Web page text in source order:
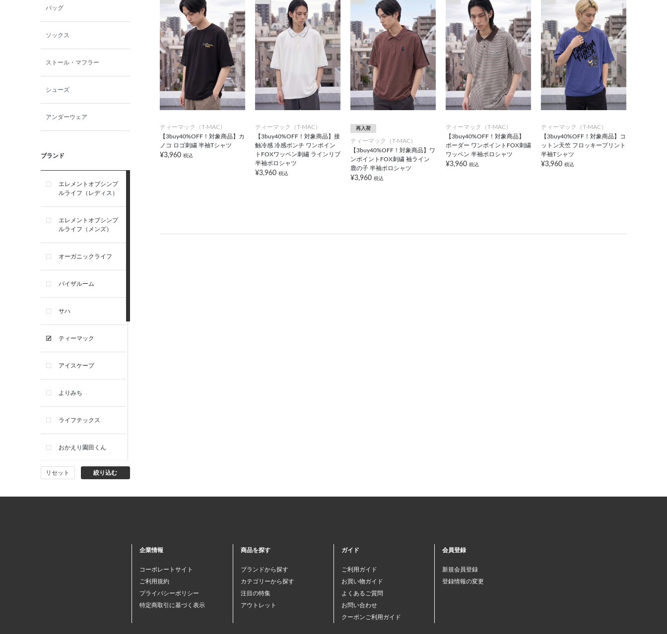
バッグ
ソックス
ストール・マフラー
シューズ
アンダーウェア
ブランド
エレメントオブシンプ
ルライフ（レディス）
エレメントオブシンプ
ルライフ（メンズ）
オーガニックライフ
バイザルーム
サハ
ティーマック
アイスケープ
よりみち
ライフテックス
おかえり園田くん
ビー・エー・ジー
リセット 絞り込む
ティーマック（T-MAC）
【3buy40%OFF！対象商品】カ
ノコ ロゴ刺繍 半袖Tシャツ
¥3,960 税込
ティーマック（T-MAC）
【3buy40%OFF！対象商品】接
触冷感 冷感ポンチ ワンポイン
トFOXワッペン刺繡 ラインリブ
半袖ポロシャツ
¥3,960 税込
再入荷
ティーマック（T-MAC）
【3buy40%OFF！対象商品】ワ
ンポイントFOX刺繍 袖ライン
鹿の子 半袖ポロシャツ
¥3,960 税込
ティーマック（T-MAC）
【3buy40%OFF！対象商品】
ボーダー ワンポイントFOX刺繍
ワッペン 半袖ポロシャツ
¥3,960 税込
ティーマック（T-MAC）
【3buy40%OFF！対象商品】コ
ットン天竺 フロッキープリント
半袖Tシャツ
¥3,960 税込
企業情報
コーポレートサイト
ご利用規約
プライバシーポリシー
特定商取引に基づく表示
商品を探す
ブランドから探す
カテゴリーから探す
注目の特集
アウトレット
ガイド
ご利用ガイド
お買い物ガイド
よくあるご質問
お問い合わせ
クーポンご利用ガイド
会員登録
新規会員登録
登録情報の変更